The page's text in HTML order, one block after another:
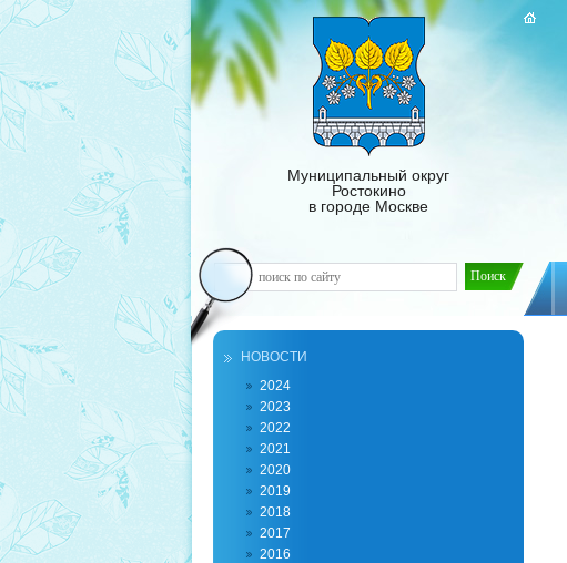
Муниципальный округ
Ростокино
в городе Москве
НОВОСТИ
2024
2023
2022
2021
2020
2019
2018
2017
2016